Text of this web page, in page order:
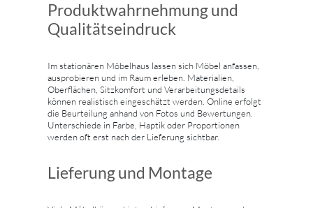
Produktwahrnehmung und
Qualitätseindruck
Im stationären Möbelhaus lassen sich Möbel anfassen,
ausprobieren und im Raum erleben. Materialien,
Oberflächen, Sitzkomfort und Verarbeitungsdetails
können realistisch eingeschätzt werden. Online erfolgt
die Beurteilung anhand von Fotos und Bewertungen.
Unterschiede in Farbe, Haptik oder Proportionen
werden oft erst nach der Lieferung sichtbar.
Lieferung und Montage